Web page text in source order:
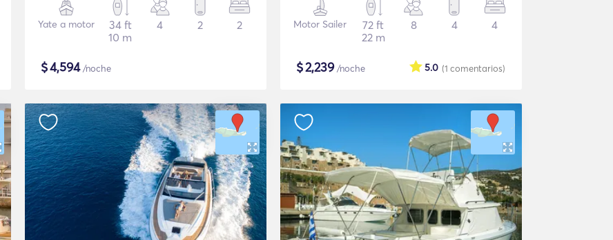
Yate a motor
34 ft
10 m
4 2 2
$4,594/noche
Motor Sailer
72 ft
22 m
8 4 4
$2,239/noche (1 comentarios)
5.0